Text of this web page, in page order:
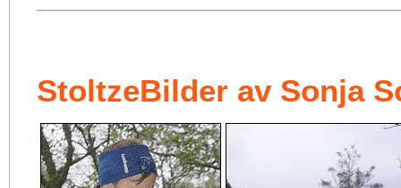
StoltzeBilder av Sonja